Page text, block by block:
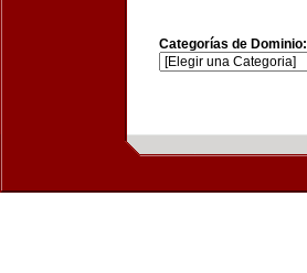
Categorías de Dominio: